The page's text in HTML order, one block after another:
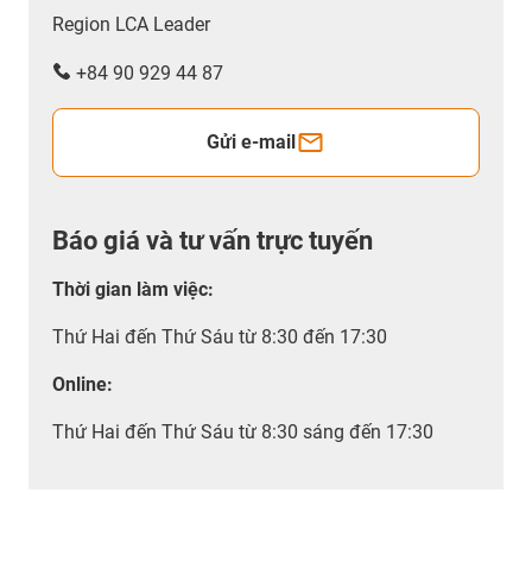
Region LCA Leader
+84 90 929 44 87
Gửi e-mail
Báo giá và tư vấn trực tuyến
Thời gian làm việc:
Thứ Hai đến Thứ Sáu từ 8:30 đến 17:30
Online:
Thứ Hai đến Thứ Sáu từ 8:30 sáng đến 17:30